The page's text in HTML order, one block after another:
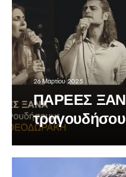
26 Μαρτίου 2025
ΠΑΡΕΕΣ
ΘΕΟΔΩΡΑΚΗ